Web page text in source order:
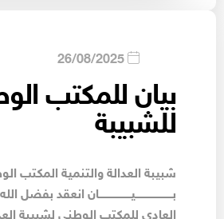
26/08/2025
بيان للمكتب
للشبيبة
شبيبة العدالة والتنمية المكتب
بـــــــــــــــــــــــيــــــــــــــــــــان